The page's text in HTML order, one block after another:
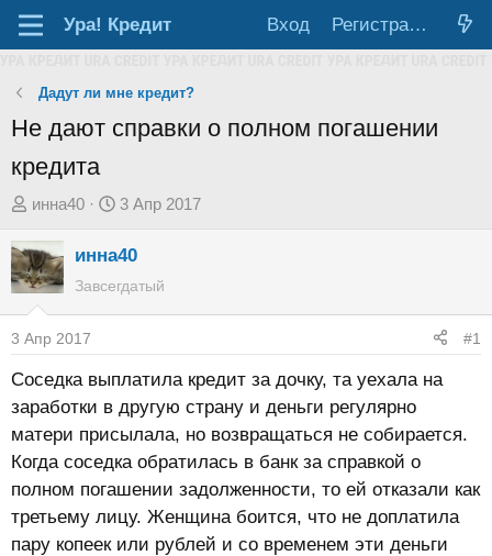
Ура! Кредит Вход Регистрация
Дадут ли мне кредит?
Не дают справки о полном погашении
кредита
А
т
о
р
т
е
м
ы
инна40
Д
т
а
ч
а
л
а
3 Апр 2017
инна40
Завсегдатый
3 Апр 2017 #1
Соседка выплатила кредит за дочку, та уехала на
заработки в другую страну и деньги регулярно
матери присылала, но возвращаться не собирается.
Когда соседка обратилась в банк за справкой о
полном погашении задолженности, то ей отказали как
третьему лицу. Женщина боится, что не доплатила
пару копеек или рублей и со временем эти деньги